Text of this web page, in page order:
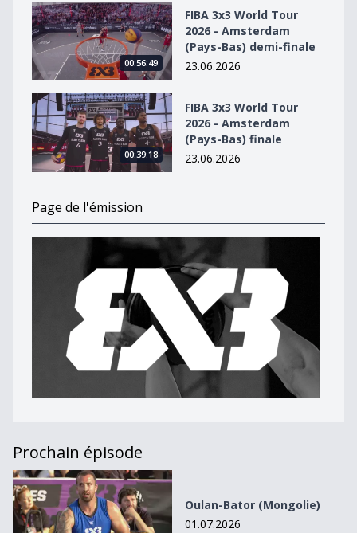
FIBA 3x3 World Tour 2026 - Amsterdam (Pays-Bas)
00:56:49
FIBA 3x3 World Tour
2026 - Amsterdam
(Pays-Bas) demi-finale
23.06.2026
FIBA 3x3 World Tour 2026 - Amsterdam (Pays-Bas)
00:39:18
FIBA 3x3 World Tour
2026 - Amsterdam
(Pays-Bas) finale
23.06.2026
Page de l'émission
Prochain épisode
Oulan-Bator (Mongolie)
Oulan-Bator (Mongolie)
01.07.2026